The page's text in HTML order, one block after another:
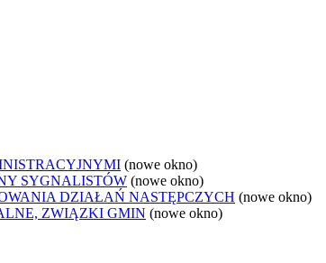
(nowe okno)
SYGNALISTÓW (nowe okno)
DZIAŁAŃ NASTĘPCZYCH (nowe okno)
ZWIĄZKI GMIN (nowe okno)